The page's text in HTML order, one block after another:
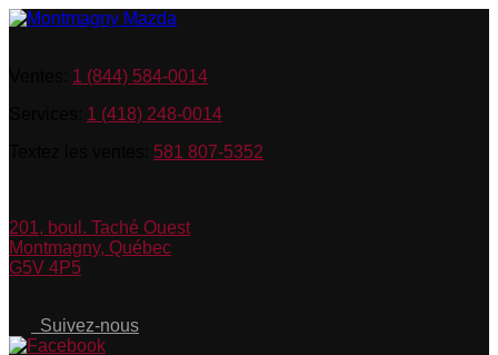
1 (844) 584-0014
1 (418) 248-0014
581 807-5352
201, boul. Taché Ouest
Montmagny, Québec
G5V 4P5
Suivez-nous